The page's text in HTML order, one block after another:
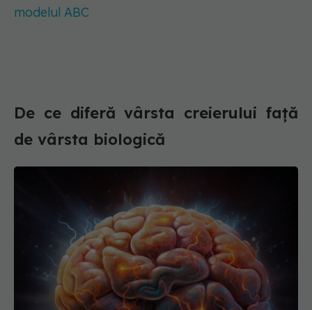
modelul ABC
De ce diferă vârsta creierului față
de vârsta biologică